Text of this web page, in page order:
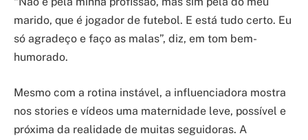
marido, que é jogador de futebol. E está tudo certo. Eu
só agradeço e faço as malas”, diz, em tom bem-
humorado.
Mesmo com a rotina instável, a influenciadora mostra
nos stories e vídeos uma maternidade leve, possível e
próxima da realidade de muitas seguidoras. A